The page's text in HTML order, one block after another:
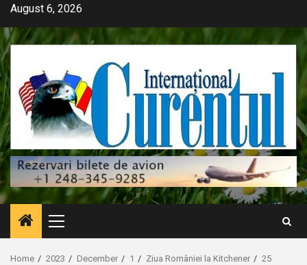
Skip
content
August 6, 2026
Primary
Menu
Home 2023 December 1 Ziua României la Kitchener 25